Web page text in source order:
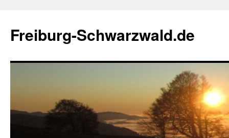
springen
Freiburg-Schwarzwald.de